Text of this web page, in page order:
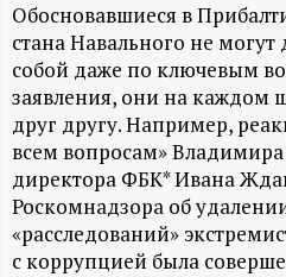
Д
А
Н
-
и
Обосновавшиеся в
стана Навального не
собой даже по ключевым
заявления, они на каждом
друг другу. Например,
всем вопросам»
директора ФБК* Ивана
Роскомнадзора об
«расследований»
с коррупцией была